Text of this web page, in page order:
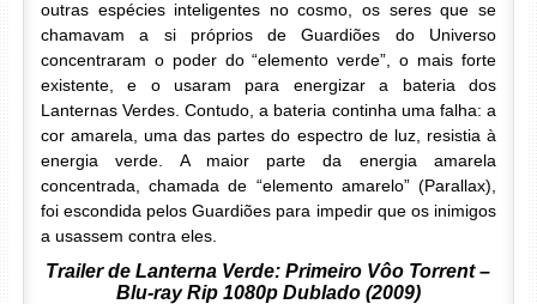
outras espécies inteligentes no cosmo, os seres que se
chamavam a si próprios de Guardiões do Universo
concentraram o poder do “elemento verde”, o mais forte
existente, e o usaram para energizar a bateria dos
Lanternas Verdes. Contudo, a bateria continha uma falha: a
cor amarela, uma das partes do espectro de luz, resistia à
energia verde. A maior parte da energia amarela
concentrada, chamada de “elemento amarelo” (Parallax),
foi escondida pelos Guardiões para impedir que os inimigos
a usassem contra eles.
Trailer de Lanterna Verde: Primeiro Vôo Torrent –
Blu-ray Rip 1080p Dublado (2009)